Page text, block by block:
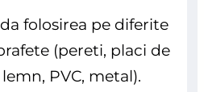
folosirea pe diferite
(pereti, placi de
PVC, metal).